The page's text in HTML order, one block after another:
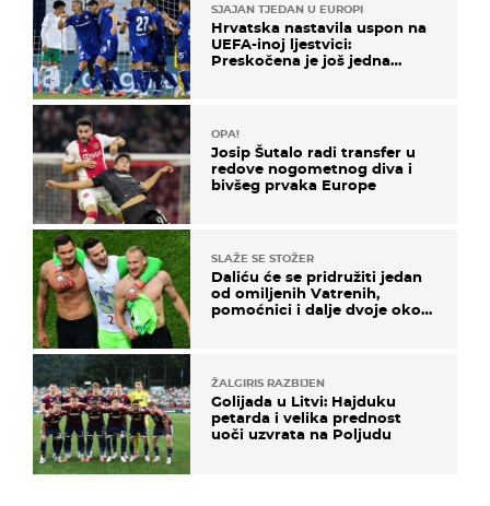
SJAJAN TJEDAN U EUROPI
Hrvatska nastavila uspon na
UEFA-inoj ljestvici:
Preskočena je još jedna
OPA!
Josip Šutalo radi transfer u
redove nogometnog diva i
bivšeg prvaka Europe
SLAŽE SE STOŽER
Daliću će se pridružiti jedan
od omiljenih Vatrenih,
pomoćnici i dalje dvoje oko
ŽALGIRIS RAZBIJEN
Golijada u Litvi: Hajduku
petarda i velika prednost
uoči uzvrata na Poljudu